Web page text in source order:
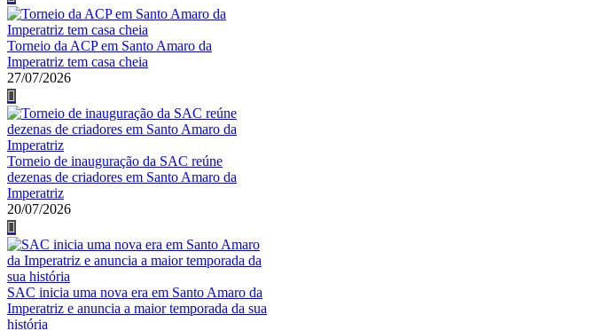
Torneio da ACP em Santo Amaro da
Imperatriz tem casa cheia
27/07/2026
Torneio de inauguração da SAC reúne
dezenas de criadores em Santo Amaro da
Imperatriz
20/07/2026
SAC inicia uma nova era em Santo Amaro da
Imperatriz e anuncia a maior temporada da sua
história